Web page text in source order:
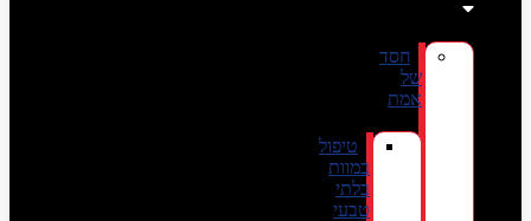
חסד
של
אמת
טיפול
במוות
בלתי
טבעי